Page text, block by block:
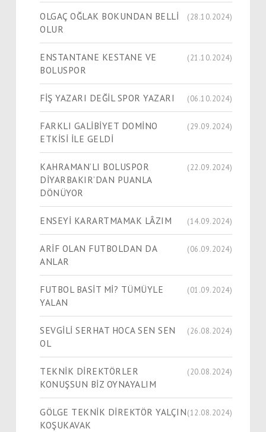
OLGAÇ OĞLAK BOKUNDAN BELLİ
OLUR
(28.10.2024)
ENSTANTANE KESTANE VE
BOLUSPOR
(21.10.2024)
FİŞ YAZARI DEĞİL SPOR YAZARI (06.10.2024)
FARKLI GALİBİYET DOMİNO
ETKİSİ İLE GELDİ
(29.09.2024)
KAHRAMAN’LI BOLUSPOR
DİYARBAKIR’DAN PUANLA
DÖNÜYOR
(22.09.2024)
ENSEYİ KARARTMAMAK LÂZIM (14.09.2024)
ARİF OLAN FUTBOLDAN DA
ANLAR
(06.09.2024)
FUTBOL BASİT Mİ? TÜMÜYLE
YALAN
(01.09.2024)
SEVGİLİ SERHAT HOCA SEN SEN
OL
(26.08.2024)
TEKNİK DİREKTÖRLER
KONUŞSUN BİZ OYNAYALIM
(20.08.2024)
GÖLGE TEKNİK DİREKTÖR YALÇIN
KOŞUKAVAK
(12.08.2024)